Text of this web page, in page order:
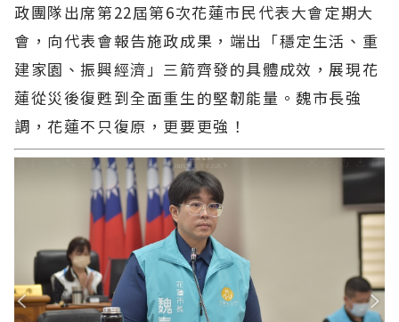
政團隊出席第22屆第6次花蓮市民代表大會定期大
會，向代表會報告施政成果，端出「穩定生活、重
建家園、振興經濟」三箭齊發的具體成效，展現花
蓮從災後復甦到全面重生的堅韌能量。魏市長強
調，花蓮不只復原，更要更強！